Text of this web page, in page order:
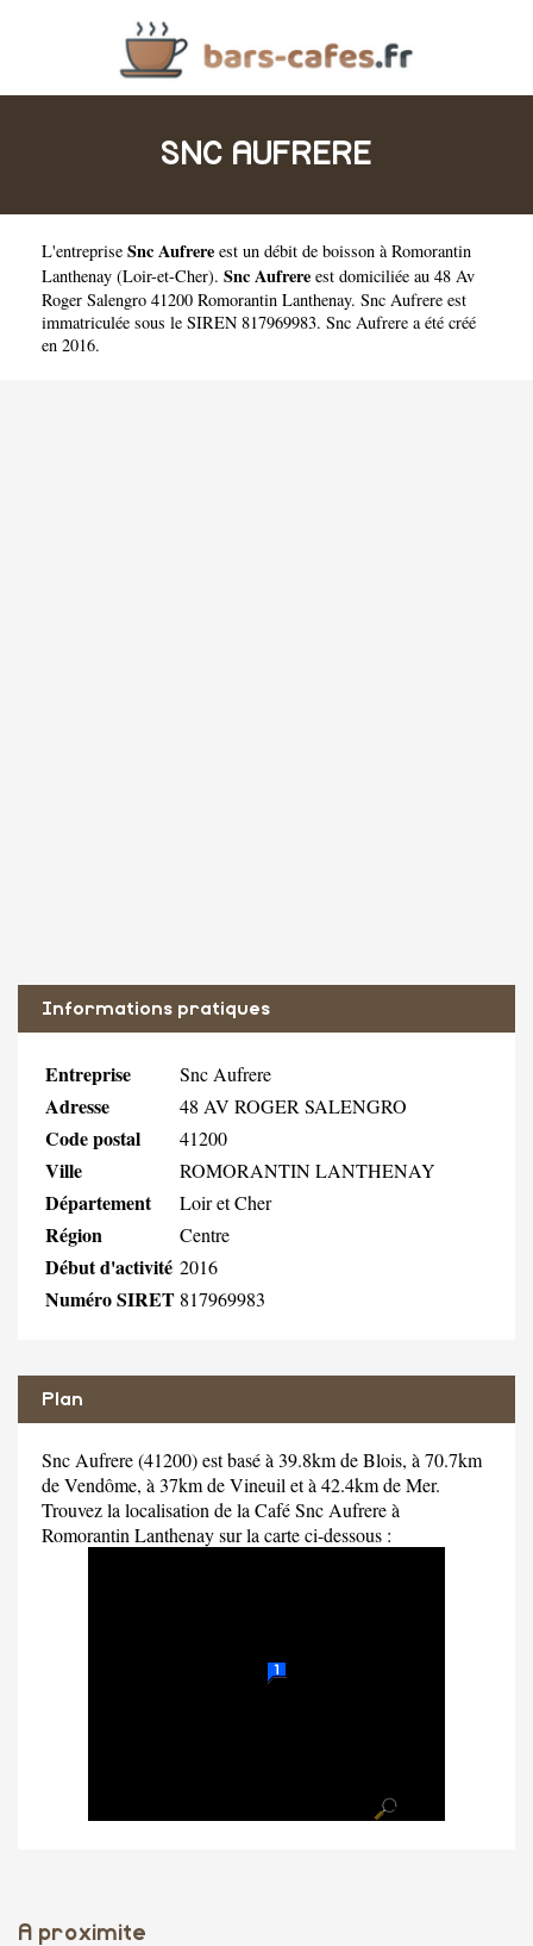
SNC AUFRERE
L'entreprise Snc Aufrere est un débit de boisson à Romorantin
Lanthenay (Loir-et-Cher). Snc Aufrere est domiciliée au 48 Av
Roger Salengro 41200 Romorantin Lanthenay. Snc Aufrere est
immatriculée sous le SIREN 817969983. Snc Aufrere a été créé
en 2016.
Informations pratiques
Entreprise Snc Aufrere
Adresse 48 AV ROGER SALENGRO
Code postal 41200
Ville ROMORANTIN LANTHENAY
Département Loir et Cher
Région Centre
Début d'activité 2016
Numéro SIRET 817969983
Plan
Snc Aufrere (41200) est basé à 39.8km de Blois, à 70.7km
de Vendôme, à 37km de Vineuil et à 42.4km de Mer.
Trouvez la localisation de la Café Snc Aufrere à
Romorantin Lanthenay sur la carte ci-dessous :
A proximite